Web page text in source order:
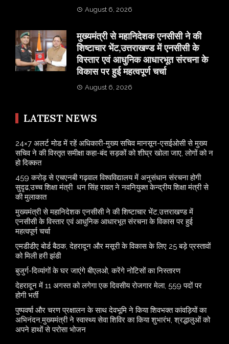
August 6, 2026
मुख्यमंत्री से महानिदेशक एनसीसी ने की
शिष्टाचार भेंट,उत्तराखण्ड में एनसीसी के
विस्तार एवं आधुनिक आधारभूत संरचना के
विकास पर हुई महत्वपूर्ण चर्चा
August 6, 2026
LATEST NEWS
24×7 अलर्ट मोड में रहें अधिकारी-मुख्य सचिव मानसून-एसईओसी से मुख्य
सचिव ने की विस्तृत समीक्षा कहा-बंद सड़कों को शीघ्र खोला जाए, लोगों को न
हो दिक्कत
459 करोड़ से एचएनबी गढ़वाल विश्वविद्यालय में अनुसंधान संरचना होगी
सुदृढ,उच्च शिक्षा मंत्री धन सिंह रावत ने नवनियुक्त केन्द्रीय शिक्षा मंत्री से
की मुलाकात
मुख्यमंत्री से महानिदेशक एनसीसी ने की शिष्टाचार भेंट,उत्तराखण्ड में
एनसीसी के विस्तार एवं आधुनिक आधारभूत संरचना के विकास पर हुई
महत्वपूर्ण चर्चा
एमडीडीए बोर्ड बैठक, देहरादून और मसूरी के विकास के लिए 25 बड़े प्रस्तावों
को मिली हरी झंडी
बुजुर्ग-दिव्यांगों के घर जाएंगे बीएलओ, करेंगे नोटिसों का निस्तारण
​देहरादून में 11 अगस्त को लगेगा एक दिवसीय रोजगार मेला, 559 पदों पर
होगी भर्ती
पुष्पवर्षा और चरण प्रक्षालन के साथ देवभूमि ने किया शिवभक्त कांवड़ियों का
अभिनंदन,मुख्यमंत्री ने स्वास्थ्य सेवा शिविर का किया शुभारंभ, श्रद्धालुओं को
अपने हाथों से परोसा भोजन